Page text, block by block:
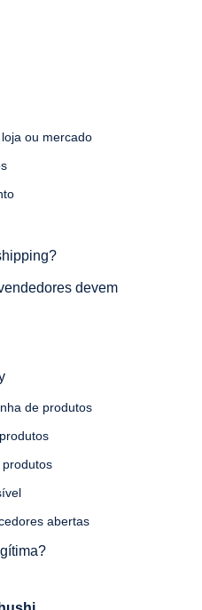
ou mercado
devem
de produtos
produtos
abertas